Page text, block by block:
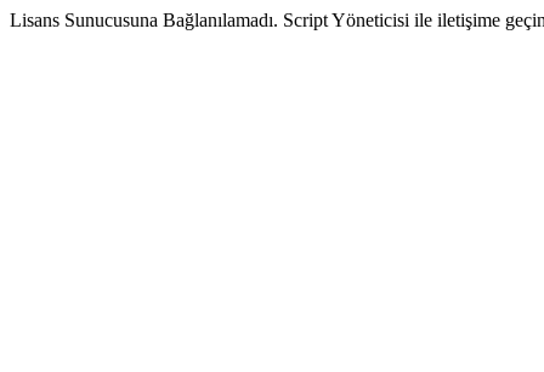
Lisans Sunucusuna Bağlanılamadı. Script Yöneticisi ile iletişime